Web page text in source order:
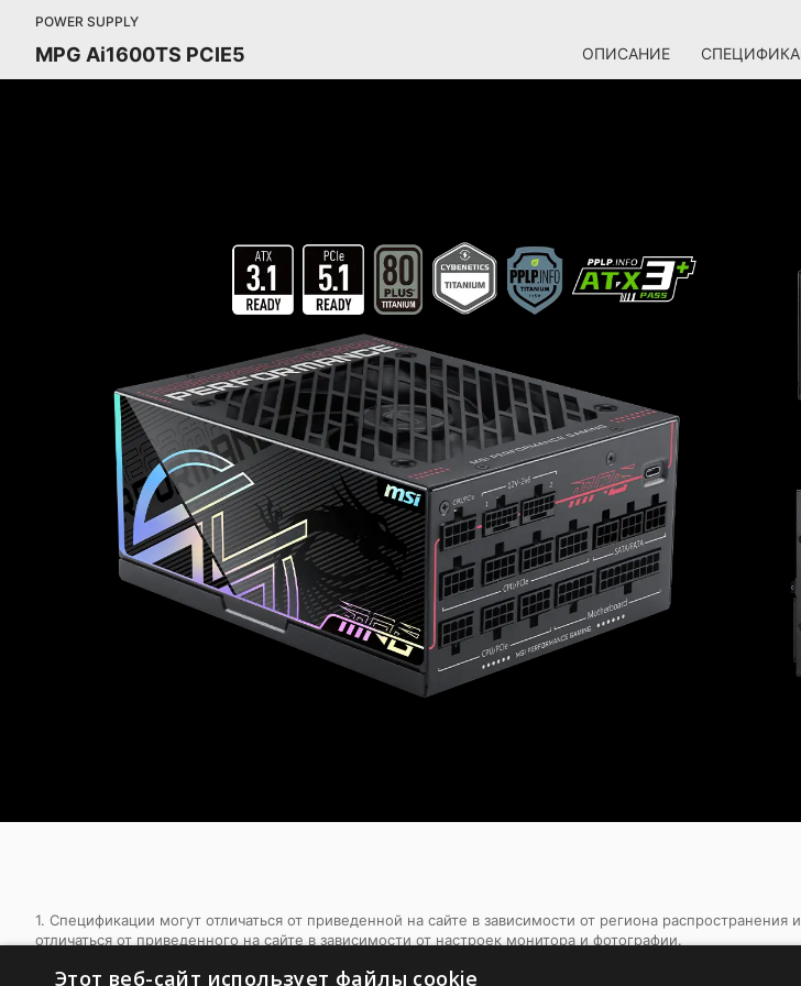
POWER SUPPLY
MPG Ai1600TS PCIE5 ОПИСАНИЕ
1. Спецификации могут отличаться от приведенной на сайте в зависимости от региона
отличаться от приведенного на сайте в зависимости от настроек монитора и фотографии.
Этот веб-сайт использует файлы cookie